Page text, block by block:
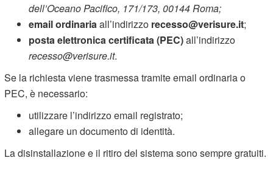
dell’Oceano Pacifico, 171/173, 00144 Roma;
email ordinaria all’indirizzo recesso@verisure.it;
posta elettronica certificata (PEC)all’indirizzo
recesso@verisure.it.
Se la richiesta viene trasmessa tramite email ordinaria o
PEC, è necessario:
utilizzare l’indirizzo email registrato;
allegare un documento di identità.
La disinstallazione e il ritiro del sistema sono sempre gratuiti.